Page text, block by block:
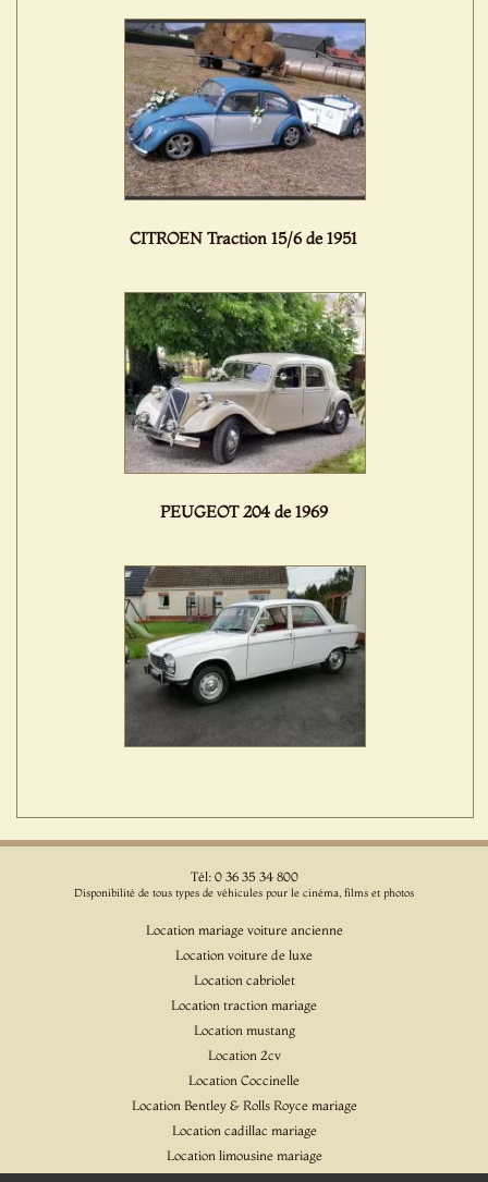
CITROEN Traction 15/6 de 1951
PEUGEOT 204 de 1969
Tél: 0 36 35 34 800
Disponibilité de tous types de véhicules pour le cinéma, films et photos
Location mariage voiture ancienne
Location voiture de luxe
Location cabriolet
Location traction mariage
Location mustang
Location 2cv
Location Coccinelle
Location Bentley & Rolls Royce mariage
Location cadillac mariage
Location limousine mariage